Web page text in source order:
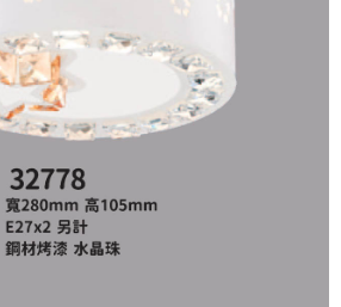
」時，將依據個別帳號之用戶狀況，依本公司即
；若仍有額度不足之情形，本公司將視審查結果
或使用他人資訊註冊。若發現惡意使用之情形，
權停止該用戶之使用額度並採取法律行動。